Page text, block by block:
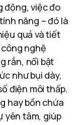
động, việc đo
năng – đó là
quả và tiết
công nghệ
rắn, nổi bật
như bụi dày,
điện môi thấp.
hay bồn chứa
yên tâm, giúp